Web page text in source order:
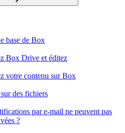
base de Box
Box Drive et éditez
votre contenu sur Box
des fichiers
par e-mail ne peuvent pas
?